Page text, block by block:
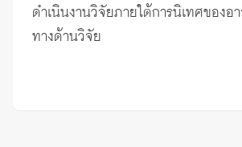
ดำเนินงานวิจัยภายใต้การนิเทศของอ
ทางด้านวิจัย